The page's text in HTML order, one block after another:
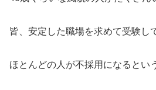
皆、安定した職場を求めて受験し
ほとんどの人が不採用になるとい